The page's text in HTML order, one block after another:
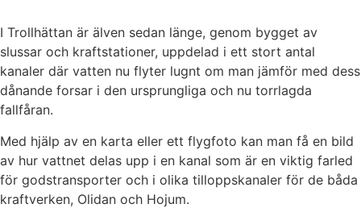
I Trollhättan är älven sedan länge, genom bygget av
slussar och kraftstationer, uppdelad i ett stort antal
kanaler där vatten nu flyter lugnt om man jämför med dess
dånande forsar i den ursprungliga och nu torrlagda
fallfåran.
Med hjälp av en karta eller ett flygfoto kan man få en bild
av hur vattnet delas upp i en kanal som är en viktig farled
för godstransporter och i olika tilloppskanaler för de båda
kraftverken, Olidan och Hojum.